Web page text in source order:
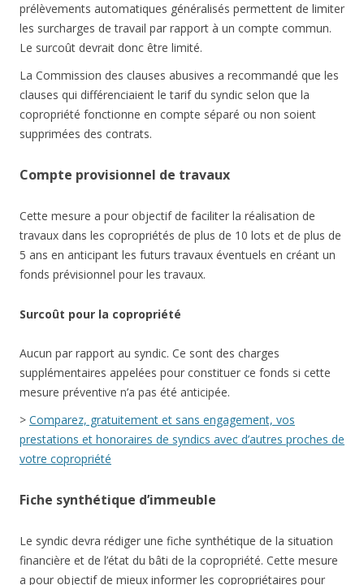
prélèvements automatiques généralisés permettent de limiter
les surcharges de travail par rapport à un compte commun.
Le surcoût devrait donc être limité.
La Commission des clauses abusives a recommandé que les
clauses qui différenciaient le tarif du syndic selon que la
copropriété fonctionne en compte séparé ou non soient
supprimées des contrats.
Compte provisionnel de travaux
Cette mesure a pour objectif de faciliter la réalisation de
travaux dans les copropriétés de plus de 10 lots et de plus de
5 ans en anticipant les futurs travaux éventuels en créant un
fonds prévisionnel pour les travaux.
Surcoût pour la copropriété
Aucun par rapport au syndic. Ce sont des charges
supplémentaires appelées pour constituer ce fonds si cette
mesure préventive n’a pas été anticipée.
> Comparez, gratuitement et sans engagement, vos
prestations et honoraires de syndics avec d’autres proches de
votre copropriété
Fiche synthétique d’immeuble
Le syndic devra rédiger une fiche synthétique de la situation
financière et de l’état du bâti de la copropriété. Cette mesure
a pour objectif de mieux informer les copropriétaires pour